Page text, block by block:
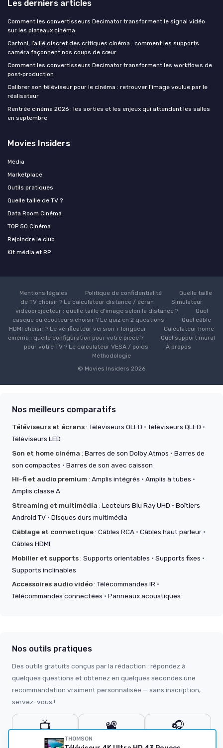
THOMSON
Les derniers articles
Comment les convertisseurs Decimator transforment le signal vidéo
sur les plateaux cinéma
Cartoni, l’allié discret des critiques cinéma : comment les supports
caméra façonnent nos coups de cœur
Comment les convertisseurs Decimator transforment les workflows de
post‑production
Calibrer son téléviseur pour le cinéma : retrouver l'image voulue par le
réalisateur
Rentrée cinéma 2026 : les sorties et les enjeux qui attendent les salles
en septembre
Movies Insiders
Média
Marketplace
Outils pratiques
Quelle taille de TV ?
Data Room Cinéma
TOP 50 Cinéma
Rejoindre le club
Kit média et RP
Mentions légales Politique de confidentialité
Quelle taille
de TV choisir ? Le calculateur distance / écran
Simulateur
vidéoprojecteur : quelle taille d’image selon la distance ?
Quel
casque ou écouteurs choisir ? Le quiz en 2 questions
Quel câble
HDMI choisir ? Le vérificateur version + longueur
Calculateur home
cinéma : quelle configuration pour votre pièce ?
Quel support mural
pour votre TV ? Le calculateur VESA / poids
À propos
Méthodologie
© Movies Insiders 2026
Nos meilleurs comparatifs
Téléviseurs et écrans:Téléviseurs OLED ·Téléviseurs QLED ·
Téléviseurs LED
Son et home cinéma : Barres de son Dolby Atmos · Barres de
son compactes · Barres de son avec caisson
Hi-fi et audio premium: Amplis intégrés · Amplis à tubes ·
Amplis classe A
Streaming et multimédia : Lecteurs Blu Ray UHD · Boîtiers
Android TV · Disques durs multimédia
Câblage et connectique: Câbles RCA · Câbles haut parleur ·
Câbles HDMI
Mobilier et supports: Supports orientables · Supports fixes ·
Supports inclinables
Accessoires audio vidéo:Télécommandes IR ·
Télécommandes connectées · Panneaux acoustiques
Nos outils pratiques
Des outils gratuits conçus par la rédaction : répondez à
quelques questions et obtenez en quelques secondes une
recommandation vraiment personnalisée — sans inscription,
servez-vous !
📺
Quelle taille de TV
?
📽️
vidéoprojecteur
🎧
écouteurs ?